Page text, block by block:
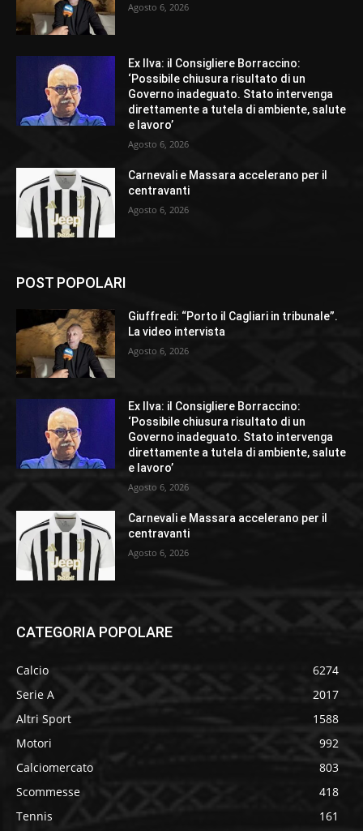
Agosto 6, 2026
Ex Ilva: il Consigliere Borraccino:
‘Possibile chiusura risultato di un
Governo inadeguato. Stato intervenga
direttamente a tutela di ambiente, salute
e lavoro’
Agosto 6, 2026
Carnevali e Massara accelerano per il
centravanti
Agosto 6, 2026
POST POPOLARI
Giuffredi: “Porto il Cagliari in tribunale”.
La video intervista
Agosto 6, 2026
Ex Ilva: il Consigliere Borraccino:
‘Possibile chiusura risultato di un
Governo inadeguato. Stato intervenga
direttamente a tutela di ambiente, salute
e lavoro’
Agosto 6, 2026
Carnevali e Massara accelerano per il
centravanti
Agosto 6, 2026
CATEGORIA POPOLARE
Calcio
6274
Serie A
2017
Altri Sport
1588
Motori
992
Calciomercato
803
Scommesse
418
Tennis
161